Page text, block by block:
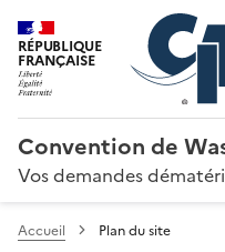
RÉPUBLIQUE
FRANÇAISE
Convention de
Vos demandes
Accueil Plan du site